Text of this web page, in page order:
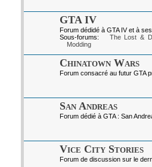
GTA IV
Forum dédidé à GTA IV et à
Sous-forums:
The Lost &
Modding
Chinatown Wars
Forum consacré au futur GTA
San Andreas
Forum dédié à GTA : San
Vice City Stories
Forum de discussion sur le